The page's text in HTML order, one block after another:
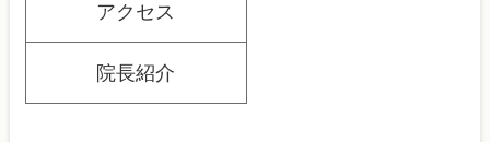
アクセス
院長紹介